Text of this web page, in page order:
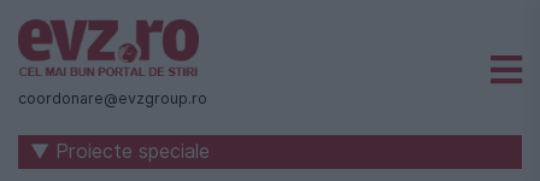
Știri
naționale
internaționale
coordonare@evzgroup.ro
▼ Proiecte speciale